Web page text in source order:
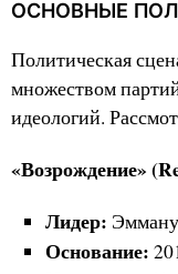
ОСНОВНЫЕ
Политическая
множеством
идеологий.
«Возрождение»
Лидер:
Основание: